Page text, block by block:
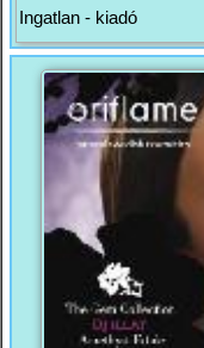
Ingatlan - kiadó